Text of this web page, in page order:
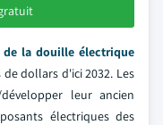
de la douille électrique
dollars d'ici 2032. Les
leur ancien
électriques des